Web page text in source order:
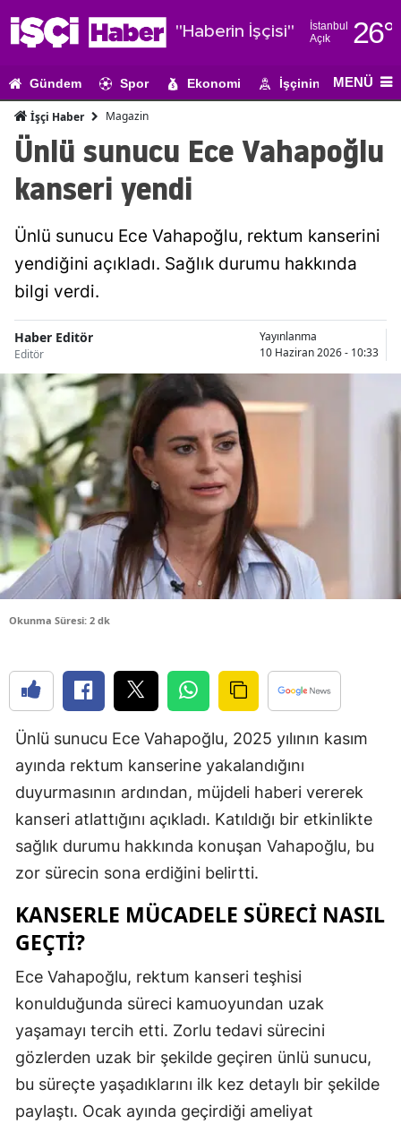
"Haberin İşçisi"
İstanbul
Açık
26°
Adıyaman
Ağrı
Ankara
Antalya
Aydın
Bursa
Çankırı
Çorum
Denizli
Diyarbakır
Edirne
Elazığ
Gümüşhane
Gündem Spor Ekonomi İşçinin Gündemi
MENÜ
İşçi Haber Magazin
Ünlü sunucu Ece Vahapoğlu
kanseri yendi
Ünlü sunucu Ece Vahapoğlu, rektum kanserini
yendiğini açıkladı. Sağlık durumu hakkında
bilgi verdi.
Haber Editör
Editör
Yayınlanma
10 Haziran 2026 - 10:33
Okunma Süresi: 2 dk
Ünlü sunucu Ece Vahapoğlu, 2025 yılının kasım
ayında rektum kanserine yakalandığını
duyurmasının ardından, müjdeli haberi vererek
kanseri atlattığını açıkladı. Katıldığı bir etkinlikte
sağlık durumu hakkında konuşan Vahapoğlu, bu
zor sürecin sona erdiğini belirtti.
KANSERLE MÜCADELE SÜRECI NASIL
GEÇTI?
Ece Vahapoğlu, rektum kanseri teşhisi
konulduğunda süreci kamuoyundan uzak
yaşamayı tercih etti. Zorlu tedavi sürecini
gözlerden uzak bir şekilde geçiren ünlü sunucu,
bu süreçte yaşadıklarını ilk kez detaylı bir şekilde
paylaştı. Ocak ayında geçirdiği ameliyat